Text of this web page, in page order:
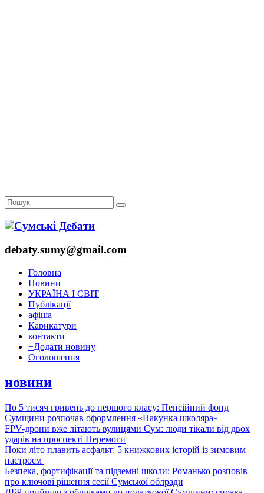
debaty.sumy@gmail.com
Головна
Новини
УКРАЇНА І СВІТ
Публікації
афіша
Карикатури
контакти
+Додати новину
Оголошення
новини
По 5 тисяч гривень до першого класу: Пенсійний фонд
Сумщини розпочав оформлення «Пакунка школяра»
FPV-дрони вже літають вулицями Сум: люди тікали від двох
ударів на проспекті Перемоги
Поки літо плавить асфальт: 5 книжкових історій із зимовим
настроєм
Безпека, фортифікації та підземні школи: Романько розповів
про ключові рішення сесії Сумської облради